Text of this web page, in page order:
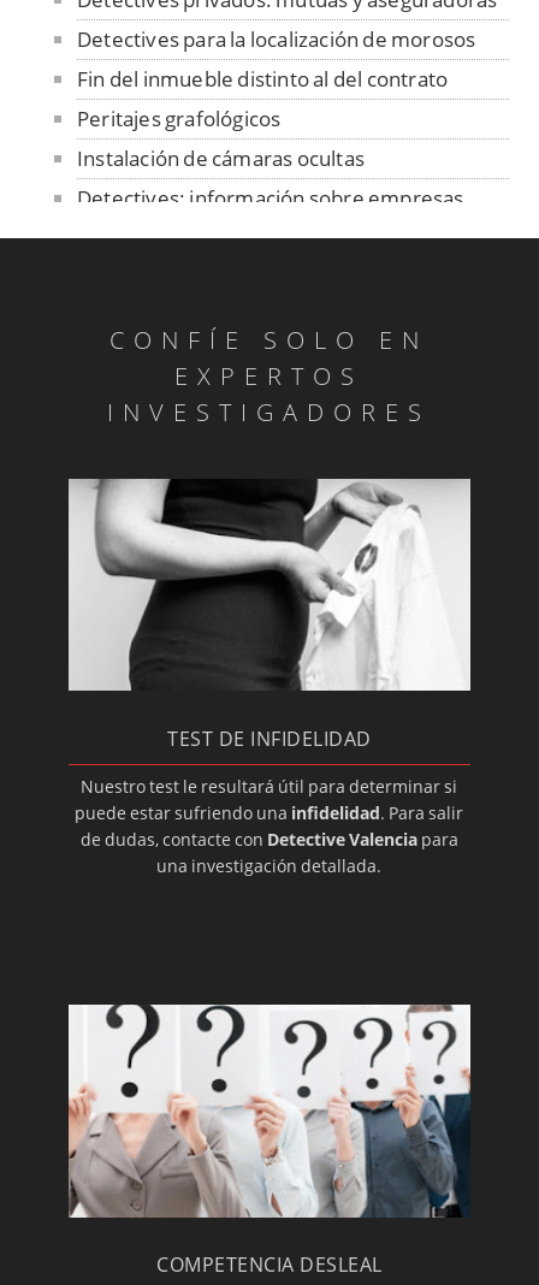
Detectives para la localización de morosos
Fin del inmueble distinto al del contrato
Peritajes grafológicos
Instalación de cámaras ocultas
Detectives: información sobre empresas
Fiestas de Rivas - Vacas en la plaza
Informes de personalidad
Investigadores para descubrir competencia
deseal
Detectives: infidelidades
Detectives: custodia de hijos menores
Revisión de pensiones y otras medidas
Investigación de malos tratos
Prostitución en familiares
Detectives privados: adicciones
Control de actividades de los hijos
Detectives: informes sobre paternidad
fingidas
Control de comerciales y representantes
Detectives: informes sobre transporte de
mercancías
Hurtos internos en la empresa
Detectives: falsas lesiones
No ocupación de la vivienda
CONFÍE SOLO EN
EXPERTOS
INVESTIGADORES
TEST DE INFIDELIDAD
Nuestro test le resultará útil para determinar si
puede estar sufriendo una infidelidad. Para salir
de dudas, contacte con Detective Valenciapara
una investigación detallada.
COMPETENCIA DESLEAL